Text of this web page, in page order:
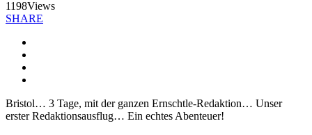
1198Views
SHARE
Bristol… 3 Tage, mit der ganzen Ernschtle-Redaktion… Unser
erster Redaktionsausflug… Ein echtes Abenteuer!